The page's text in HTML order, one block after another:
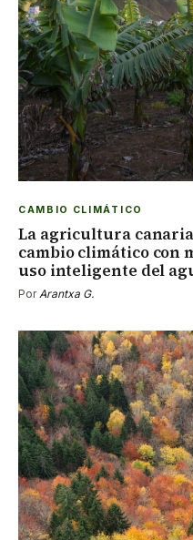
CAMBIO CLIMÁTICO
La agricultura
cambio climático con
uso inteligente del
Por Arantxa G.